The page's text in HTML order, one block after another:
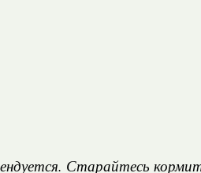
Старайтесь